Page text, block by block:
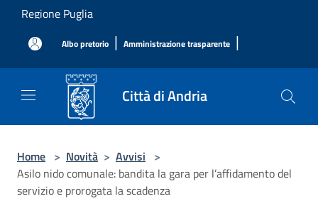
Salta al contenuto principale
Regione Puglia
Albo pretorio | Amministrazione trasparente |
Città di Andria
Home > Novità > Avvisi >
Asilo nido comunale: bandita la gara per l’affidamento del
servizio e prorogata la scadenza